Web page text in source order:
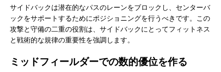
サイドバックは潜在的なパスのレーンをブロックし、センターバ
ックをサポートするためにポジショニングを行うべきです。この
攻撃と守備の二重の役割は、サイドバックにとってフィットネス
と戦術的な規律の重要性を強調します。
ミッドフィールダーでの数的優位を作る